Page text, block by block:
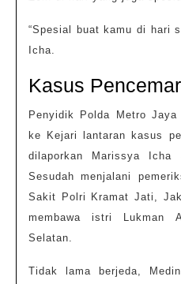
“Spesial buat kamu di hari
Icha.
Kasus
Penyidik Polda Metro Jaya
ke Kejari lantaran kasus
dilaporkan Marissya Icha
Sesudah menjalani
Sakit Polri Kramat Jati,
membawa istri Lukman
Selatan.
Tidak lama berjeda,